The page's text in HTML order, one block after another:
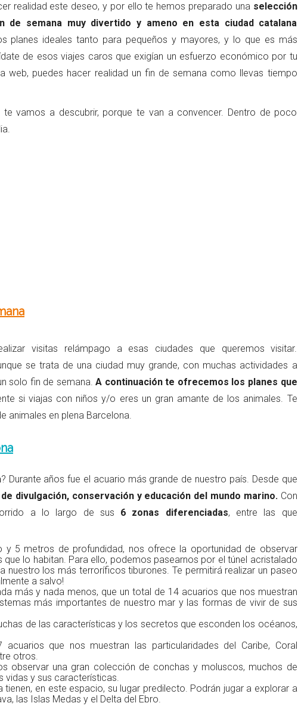
realidad este deseo, y por ello te hemos preparado una selección
semana muy divertido y ameno en esta ciudad catalana
planes ideales tanto para pequeños y mayores, y lo que es más
de esos viajes caros que exigían un esfuerzo económico por tu
web, puedes hacer realidad un fin de semana como llevas tiempo
vamos a descubrir, porque te van a convencer. Dentro de poco
visitas relámpago a esas ciudades que queremos visitar.
se trata de una ciudad muy grande, con muchas actividades a
solo fin de semana.A continuación te ofrecemos los planes que
si viajas con niños y/o eres un gran amante de los animales. Te
animales en plena Barcelona.
? Durante años fue el acuario más grande de nuestro país. Desde que
de divulgación, conservación y educación del mundo marino.Con
a lo largo de sus 6 zonas diferenciadas, entre las que
5 metros de profundidad, nos ofrece la oportunidad de observar
lo habitan. Para ello, podemos pasearnos por el túnel acristalado
los más terroríficos tiburones. Te permitirá realizar un paseo
a salvo!
más y nada menos, que un total de 14 acuarios que nos muestran
más importantes de nuestro mar y las formas de vivir de sus
de las características y los secretos que esconden los océanos,
que nos muestran las particularidades del Caribe, Coral
otros.
observar una gran colección de conchas y moluscos, muchos de
vidas y sus características.
en este espacio, su lugar predilecto. Podrán jugar a explorar a
las Islas Medas y el Delta del Ebro.